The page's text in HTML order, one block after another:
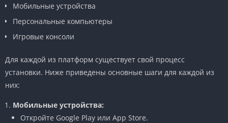
Мобильные устройства
Персональные компьютеры
Игровые консоли
Для каждой из платформ существует свой процесс
установки. Ниже приведены основные шаги для каждой из
них:
Мобильные устройства:
Откройте Google Play или App Store.